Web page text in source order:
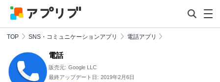
TOP SNS・コミュニケーションアプリ 電話アプリ
電話
販売元: Google LLC
最終アップデート日: 2019年2月6日